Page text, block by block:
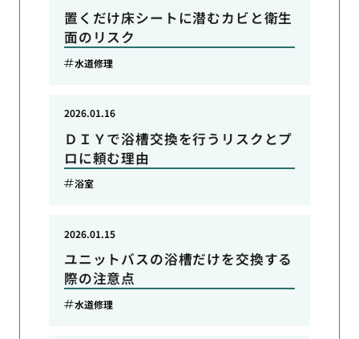
置くだけ床シートに潜むカビと衛生
面のリスク
水道修理
ＤＩＹで浴槽交換を行うリスクとプ
ロに頼む理由
2026.01.16
浴室
ユニットバスの浴槽だけを交換する
際の注意点
2026.01.15
水道修理